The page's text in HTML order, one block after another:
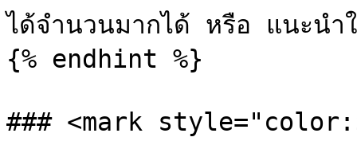
ได้จำนวนมากได้ หรือ แนะน
{% endhint %}
### <mark